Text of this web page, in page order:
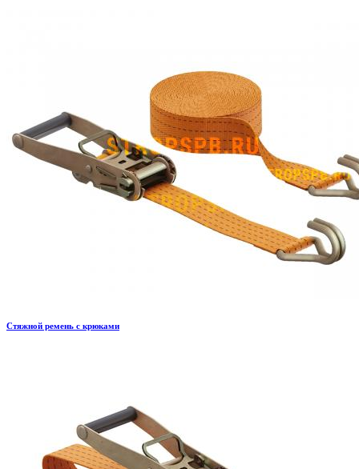
Стяжной ремень с крюками